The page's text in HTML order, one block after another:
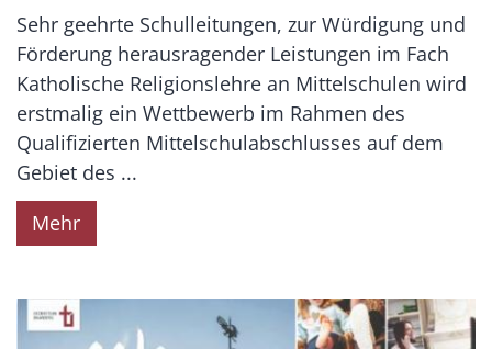
Sehr geehrte Schulleitungen, zur Würdigung und
Förderung herausragender Leistungen im Fach
Katholische Religionslehre an Mittelschulen wird
erstmalig ein Wettbewerb im Rahmen des
Qualifizierten Mittelschulabschlusses auf dem
Gebiet des ...
Mehr